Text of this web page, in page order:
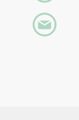
Boyer, François-
Pillot, Jean-